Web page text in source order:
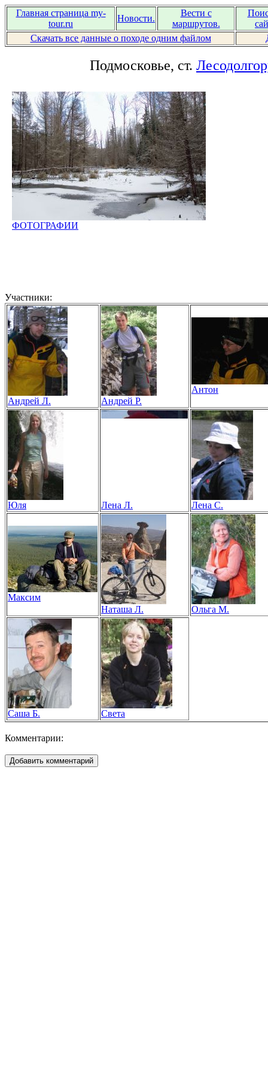
Главная страница my-
tour.ru
Новости.
Вести с
маршрутов.
Скачать все данные о походе одним файлом
Подмосковье, ст.
ФОТОГРАФИИ
Участники:
Андрей Л. Андрей Р.
Антон
Юля Лена Л. Лена С.
Максим
Наташа Л.
Ольга М.
Саша Б. Света
Комментарии: